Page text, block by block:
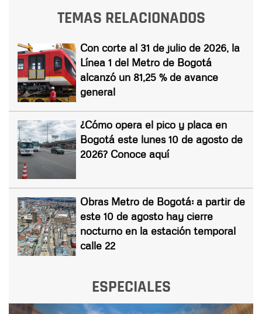
TEMAS RELACIONADOS
Con corte al 31 de julio de 2026, la
Línea 1 del Metro de Bogotá
alcanzó un 81,25 % de avance
general
¿Cómo opera el pico y placa en
Bogotá este lunes 10 de agosto de
2026? Conoce aquí
Obras Metro de Bogotá: a partir de
este 10 de agosto hay cierre
nocturno en la estación temporal
calle 22
ESPECIALES